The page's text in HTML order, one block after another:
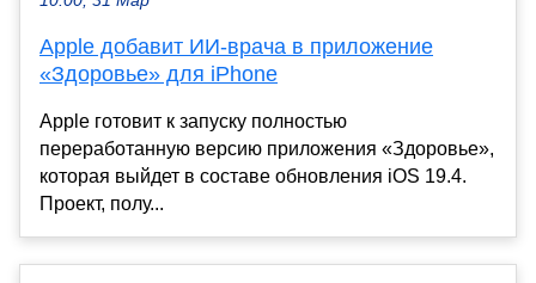
Apple добавит ИИ-врача в приложение
«Здоровье» для iPhone
Apple готовит к запуску полностью
переработанную версию приложения «Здоровье»,
которая выйдет в составе обновления iOS 19.4.
Проект, полу...